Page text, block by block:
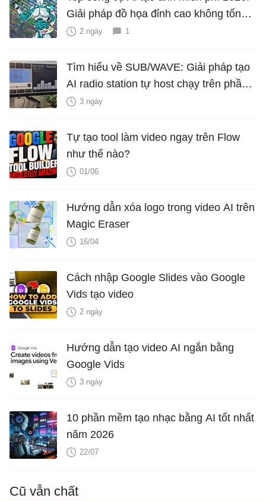
Giải pháp đồ họa đỉnh cao không tốn
phí2 ngày 1
Tìm hiểu về SUB/WAVE: Giải pháp tạo
AI radio station tự host chạy trên phần
cứng của riêng bạn
3 ngày
Tự tạo tool làm video ngay trên Flow
như thế nào?
01/06
Hướng dẫn xóa logo trong video AI trên
Magic Eraser
16/04
Cách nhập Google Slides vào Google
Vids tạo video
2 ngày
Hướng dẫn tạo video AI ngắn bằng
Google Vids
3 ngày
10 phần mềm tạo nhạc bằng AI tốt nhất
năm 2026
22/07
Cũ vẫn chất